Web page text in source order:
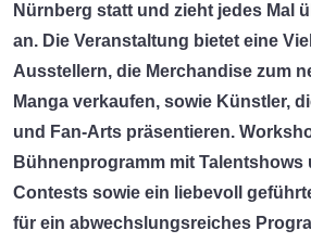
Nürnberg statt und zieht jedes Mal
an. Die Veranstaltung bietet eine
Ausstellern, die Merchandise zum
Manga verkaufen, sowie Künstler,
und Fan-Arts präsentieren.
Bühnenprogramm mit Talentshows
Contests sowie ein liebevoll
für ein abwechslungsreiches